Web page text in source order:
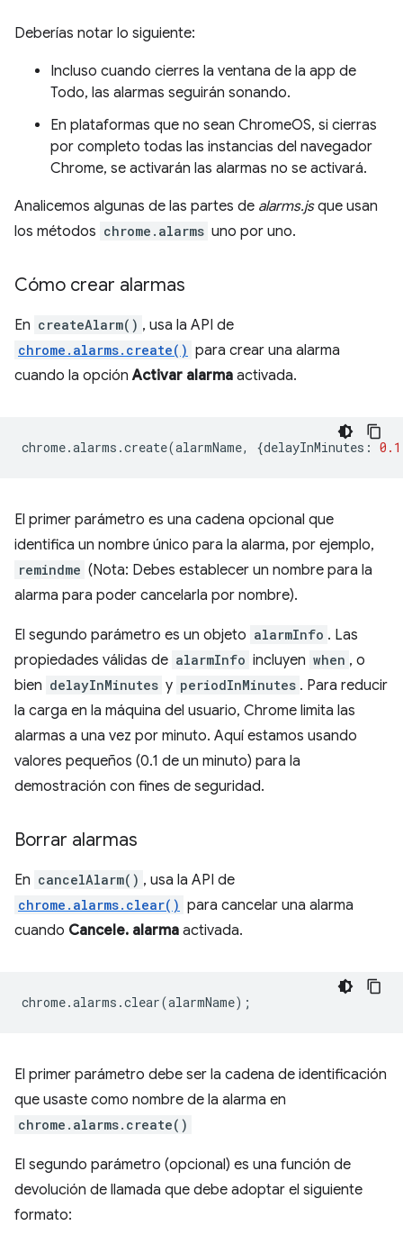
Deberías notar lo siguiente:
Incluso cuando cierres la ventana de la app de
Todo, las alarmas seguirán sonando.
En plataformas que no sean ChromeOS, si cierras
por completo todas las instancias del navegador
Chrome, se activarán las alarmas no se activará.
Analicemos algunas de las partes de alarms.jsque usan
los métodos chrome.alarms uno por uno.
Cómo crear alarmas
En createAlarm() , usa la API de
chrome.alarms.create() para crear una alarma
cuando la opciónActivar alarma activada.
chrome.alarms .create(alarmName, {delayInMinutes : 0.1
El primer parámetro es una cadena opcional que
identifica un nombre único para la alarma, por ejemplo,
remindme (Nota: Debes establecer un nombre para la
alarma para poder cancelarla por nombre).
El segundo parámetro es un objeto alarmInfo . Las
propiedades válidas de alarmInfo incluyen when , o
bien delayInMinutes y periodInMinutes . Para reducir
la carga en la máquina del usuario, Chrome limita las
alarmas a una vez por minuto. Aquí estamos usando
valores pequeños (0.1 de un minuto) para la
demostración con fines de seguridad.
Borrar alarmas
En cancelAlarm() , usa la API de
chrome.alarms.clear() para cancelar una alarma
cuando Cancele. alarma activada.
chrome.alarms .clear(alarmName);
El primer parámetro debe ser la cadena de identificación
que usaste como nombre de la alarma en
chrome.alarms.create()
El segundo parámetro (opcional) es una función de
devolución de llamada que debe adoptar el siguiente
formato: